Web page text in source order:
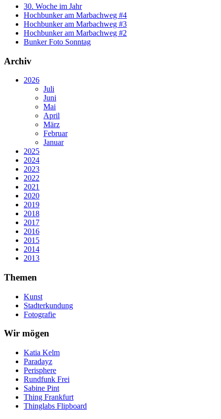
30. Woche im Jahr
Hochbunker am Marbachweg #4
Hochbunker am Marbachweg #3
Hochbunker am Marbachweg #2
Bunker Foto Sonntag
Archiv
2026
Juli
Juni
Mai
April
März
Februar
Januar
2025
2024
2023
2022
2021
2020
2019
2018
2017
2016
2015
2014
2013
Themen
Kunst
Stadterkundung
Fotografie
Wir mögen
Katia Kelm
Paradayz
Perisphere
Rundfunk Frei
Sabine Pint
Thing Frankfurt
Thinglabs Flipboard